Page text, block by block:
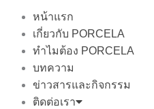
หน้าแรก
เกี่ยวกับ PORCELA
ทำไมต้อง PORCELA
บทความ
ข่าวสารและกิจกรรม
ติดต่อเรา